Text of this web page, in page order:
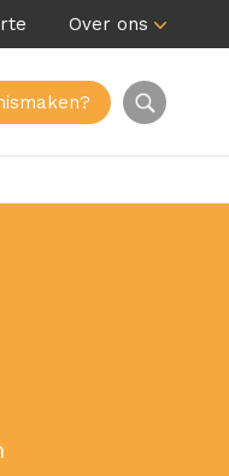
Over ons